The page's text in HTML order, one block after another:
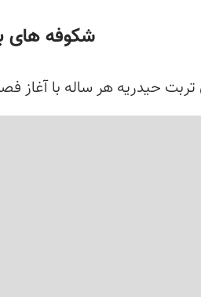
شکوفه های
حیدریه هر ساله با آغاز